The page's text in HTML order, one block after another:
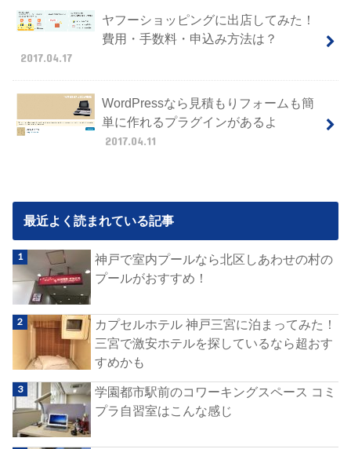
ヤフーショッピングに出店してみた！
費用・手数料・申込み方法は？
2017.04.17
WordPressなら見積もりフォームも簡
単に作れるプラグインがあるよ
2017.04.11
最近よく読まれている記事
神戸で室内プールなら北区しあわせの村の
プールがおすすめ！
カプセルホテル 神戸三宮に泊まってみた！
三宮で激安ホテルを探しているなら超おす
すめかも
学園都市駅前のコワーキングスペース コミ
プラ自習室はこんな感じ